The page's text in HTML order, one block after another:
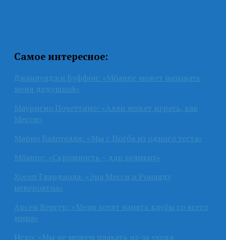
Самое интересное:
Джанлуиджи Буффон: «Мбаппе может называть
меня дедушкой»
Маурисио Почеттино: «Алли может играть, как
Месси»
Марио Балотелли: «Мы с Погба из одного теста»
Мбаппе: «Скромность – дар великих»
Хосеп Гвардиола: «Эра Месси и Роналду
невероятна»
Арсен Венгер: «Меня хотят нанять клубы со всего
мира»
Иско: «Мы не можем плакать из-за ухода